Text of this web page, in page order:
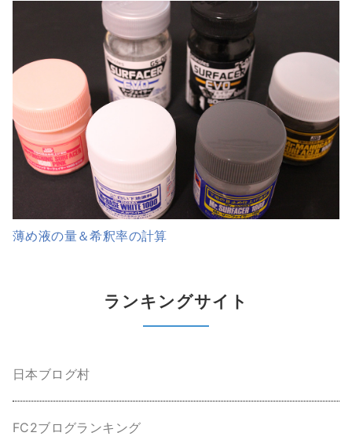
薄め液の量＆希釈率の計算
ランキングサイト
日本ブログ村
FC2ブログランキング